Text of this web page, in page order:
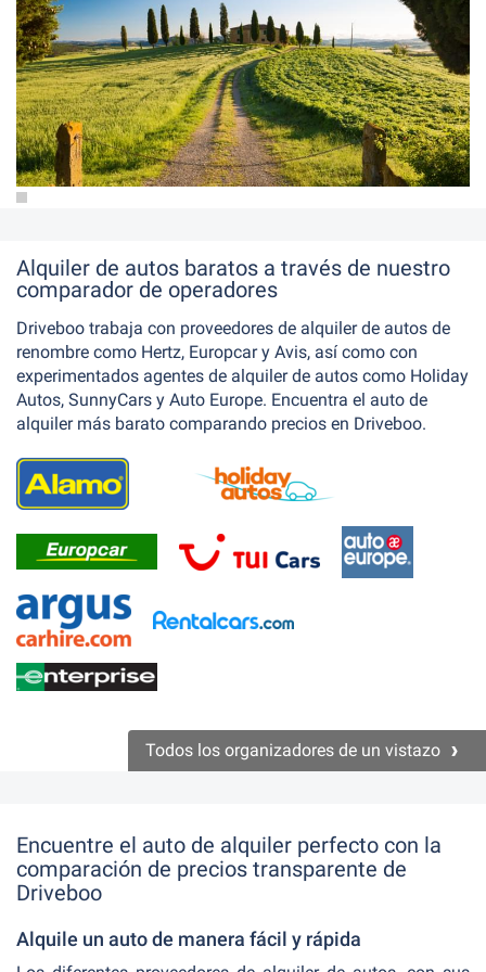
Alquiler de autos baratos a través de nuestro
comparador de operadores
Driveboo trabaja con proveedores de alquiler de autos de
renombre como Hertz, Europcar y Avis, así como con
experimentados agentes de alquiler de autos como Holiday
Autos, SunnyCars y Auto Europe. Encuentra el auto de
alquiler más barato comparando precios en Driveboo.
Todos los organizadores de un vistazo
Encuentre el auto de alquiler perfecto con la
comparación de precios transparente de
Driveboo
Alquile un auto de manera fácil y rápida